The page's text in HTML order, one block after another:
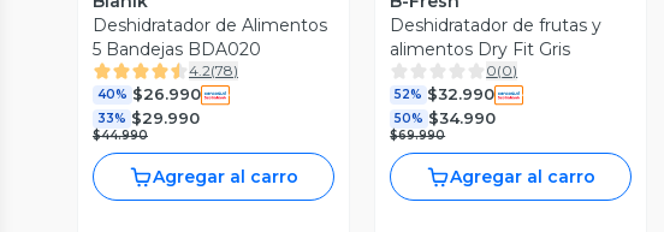
Deshidratador de Alimentos
5 Bandejas BDA020
4.2(78)
40% $26.990
33% $29.990
$44.990
Agregar al carro
Deshidratador de frutas y
alimentos Dry Fit Gris
0(0)
52% $32.990
50% $34.990
$69.990
Agregar al carro